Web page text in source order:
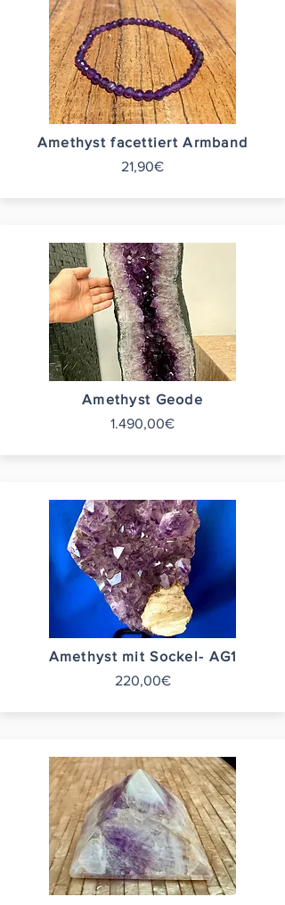
Amethyst facettiert Armband
21,90€
Amethyst Geode
1.490,00€
Amethyst mit Sockel- AG1
220,00€